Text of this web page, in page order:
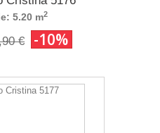
5.20 m2
€ -10%